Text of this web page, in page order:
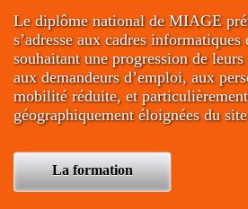
Le diplôme national de MIAGE
s’adresse aux cadres
souhaitant une progression de leurs
aux demandeurs d’emploi, aux
mobilité réduite, et
géographiquement éloignées du
La formation